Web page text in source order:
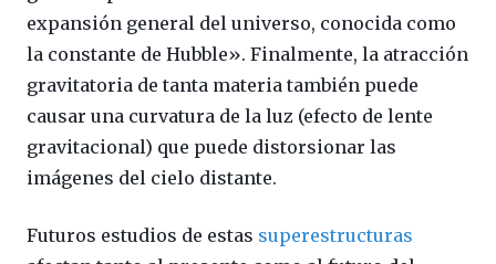
expansión general del universo, conocida como
la constante de Hubble». Finalmente, la atracción
gravitatoria de tanta materia también puede
causar una curvatura de la luz (efecto de lente
gravitacional) que puede distorsionar las
imágenes del cielo distante.
Futuros estudios de estas superestructuras